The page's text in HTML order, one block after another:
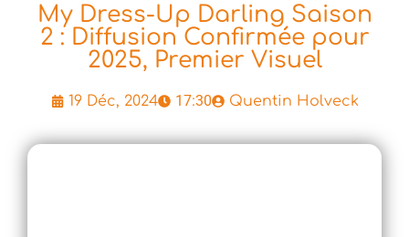
My Dress-Up Darling Saison
2 : Diffusion Confirmée pour
2025, Premier Visuel
19 Déc, 2024 17:30 Quentin Holveck